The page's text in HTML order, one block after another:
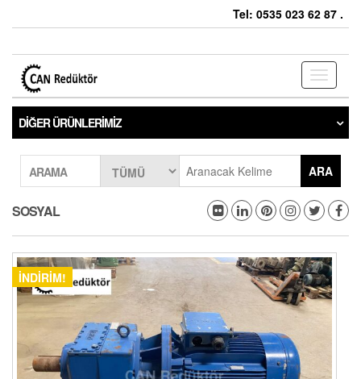
Tel: 0535 023 62 87 .
Toggle
DIĞER ÜRÜNLERIMIZ
ARAMA ARA
SOSYAL
İNDIRIM!